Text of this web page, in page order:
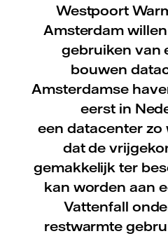
Westpoort
Amsterdam
gebruiken van
bouwen
Amsterdamse
eerst in
een datacenter
dat de
gemakkelijk ter
kan worden aan
Vattenfall
restwarmte